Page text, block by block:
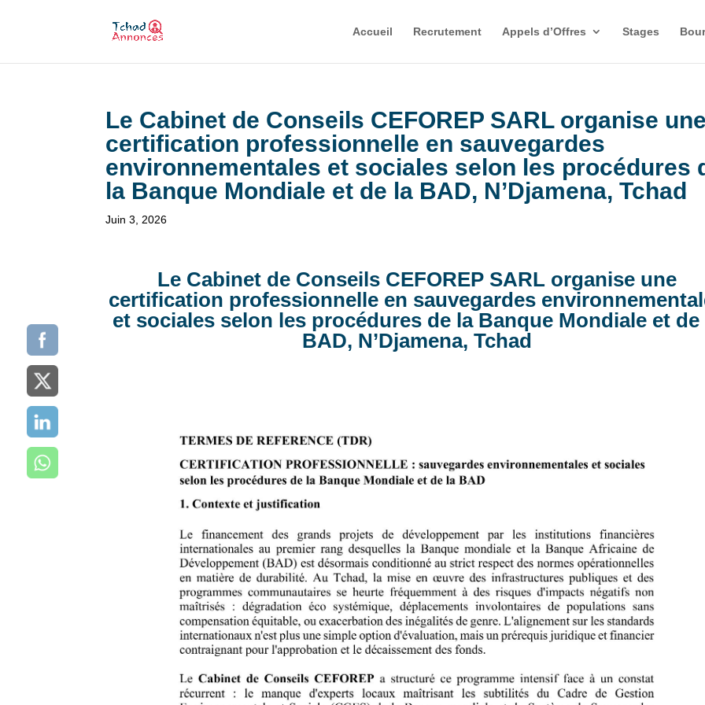
Accueil Recrutement Appels d’Offres Stages
Le Cabinet de Conseils CEFOREP SARL organise une
certification professionnelle en sauvegardes
environnementales et sociales selon les procédures
la Banque Mondiale et de la BAD, N’Djamena, Tchad
Juin 3, 2026
Le Cabinet de Conseils CEFOREP SARL organise une
certification professionnelle en sauvegardes
et sociales selon les procédures de la Banque Mondiale et de
BAD, N’Djamena, Tchad